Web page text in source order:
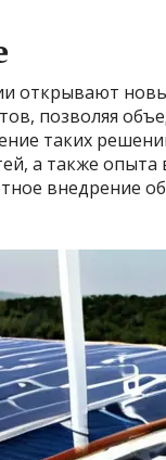
открывают
позволяя
таких
а также
внедрение